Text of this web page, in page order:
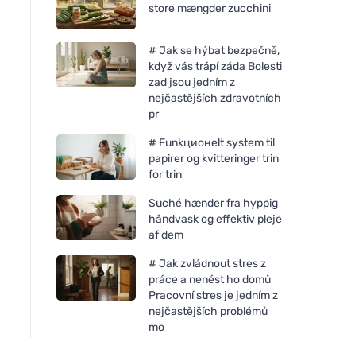
store mængder zucchini
# Jak se hýbat bezpečně,
když vás trápí záda Bolesti
zad jsou jedním z
nejčastějších zdravotních
pr
# Funkционelt system til
papirer og kvitteringer trin
for trin
Suché hænder fra hyppig
håndvask og effektiv pleje
af dem
# Jak zvládnout stres z
práce a nenést ho domů
Pracovní stres je jedním z
nejčastějších problémů
mo